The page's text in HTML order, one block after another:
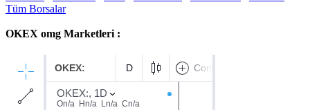
Tüm Borsalar
OKEX omg Marketleri :